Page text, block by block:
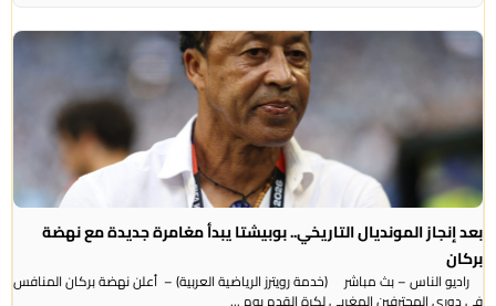
بعد إنجاز المونديال التاريخي.. بوبيشتا يبدأ مغامرة جديدة مع نهضة
بركان
راديو الناس – بث مباشر (خدمة رويترز الرياضية العربية) – ‭‭ ‬‬أعلن نهضة بركان المنافس